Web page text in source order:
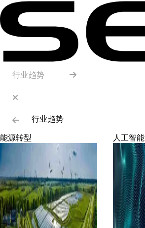
行业趋势
行业趋势
能源转型
人工智能